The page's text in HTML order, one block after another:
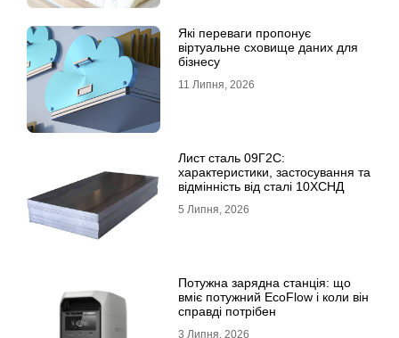
Які переваги пропонує
віртуальне сховище даних для
бізнесу
11 Липня, 2026
Лист сталь 09Г2С:
характеристики, застосування та
відмінність від сталі 10ХСНД
5 Липня, 2026
Потужна зарядна станція: що
вміє потужний EcoFlow і коли він
справді потрібен
3 Липня, 2026